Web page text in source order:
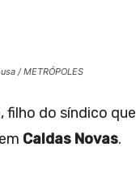
/ METRÓPOLES
filho do síndico que
Caldas Novas.